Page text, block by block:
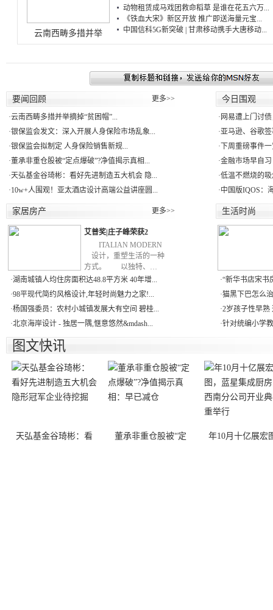
云南西畴多措并举
动物租赁成马戏团救命稻草 是谁在花五六万...
《铁血大宋》新区开放 推广即送海量元宝...
中国信科5G新突破 | 甘肃移动携手大唐移动...
要闻回顾 更多>>
·云南西畴多措并举摘掉“贫困帽”...
·银保监会发文：深入开展人身保险市场乱象...
·银保监会拟制定 人身保险销售新规...
·董承非重仓股被“定点爆破”?净值揭示真相...
·天弘基金谷琦彬：看好先进制造五大机会 隐...
·10w+人围观！亚太酒店设计高端公益讲座圆...
今日围观
· 网易遭上门讨
·亚马逊、谷歌
· 下周重磅事件
·金融市场早自
·低温不燃烧的
·中国版IQOS：
家居房产 更多>>
艾普奖|庄子峰荣获2
ITALIAN MODERN
设计，重塑生活的一种
方式。 以独特、…
·湖南城镇人均住房面积达48.8平方米 40年增...
·98平现代简约风格设计,年轻时尚魅力之家!...
·杨国强委员：农村小城镇发展大有空间 碧桂...
·北京海岸设计 - 独居一隅,惬意悠然&mdash...
生活时尚
·“新华书店宋书
·猫黑下巴怎么
·2岁孩子性早熟
·针对统编小学
图文快讯
天弘基金谷琦彬：看 董承非重仓股被“定 年10月十亿展宏